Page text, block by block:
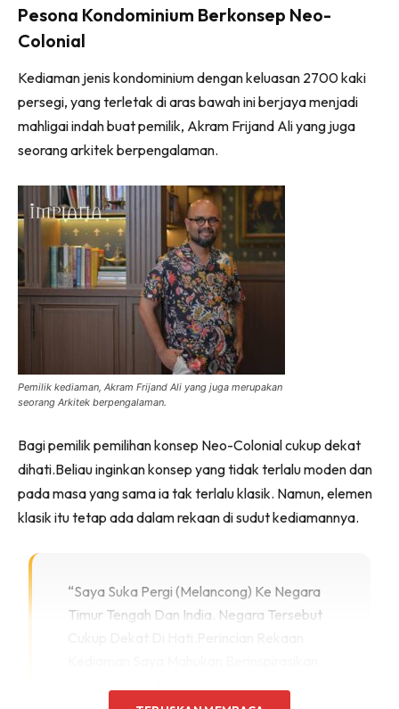
Buat Sendiri
Ilham Impiana
Ilham Impiana 360
Ilham Impiana Inspirasi Selebriti
Casa Impiana
Impiana MakeOver
Lahar Dekor
Sembang Dekor
Sembang Laman
Tip Impiana
Pesona Kondominium Berkonsep Neo-
Colonial
Kediaman jenis kondominium dengan keluasan 2700 kaki
persegi, yang terletak di aras bawah ini berjaya menjadi
mahligai indah buat pemilik, Akram Frijand Ali yang juga
seorang arkitek berpengalaman.
Pemilik kediaman, Akram Frijand Ali yang juga merupakan
seorang Arkitek berpengalaman.
Bagi pemilik pemilihan konsep Neo-Colonial cukup dekat
dihati.Beliau inginkan konsep yang tidak terlalu moden dan
pada masa yang sama ia tak terlalu klasik. Namun, elemen
klasik itu tetap ada dalam rekaan di sudut kediamannya.
“Saya Suka Pergi (melancong) Ke Negara
Timur Tengah Dan India. Negara Tersebut